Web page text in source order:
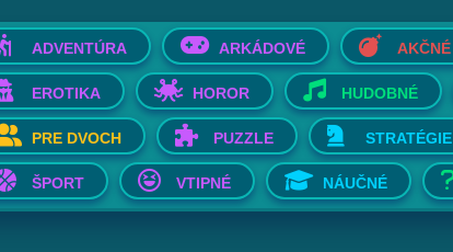
ADVENTÚRA ARKÁDOVÉ AKČNÉ
EROTIKA HOROR HUDOBNÉ
PRE DVOCH PUZZLE STRATÉGIE
ŠPORT VTIPNÉ NÁUČNÉ